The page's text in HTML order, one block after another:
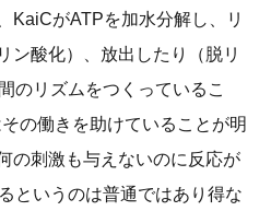
KaiCがATPを加水分解し、リ
ン酸化）、放出したり（脱リ
のリズムをつくっているこ
の働きを助けていることが明
の刺激も与えないのに反応が
というのは普通ではあり得な